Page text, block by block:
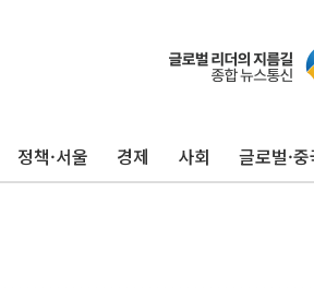
정책·서울 경제 사회 글로벌·중